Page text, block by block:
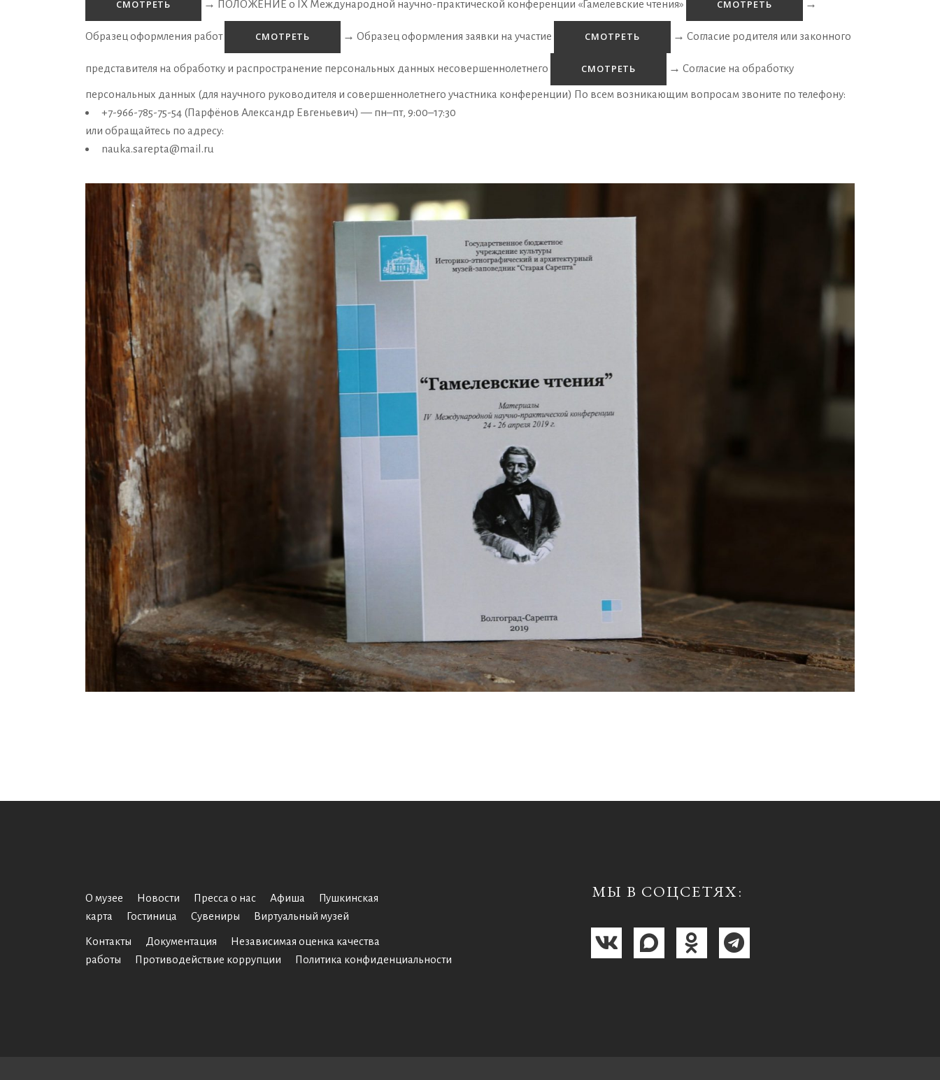
СМОТРЕТЬ → ПОЛОЖЕНИЕ о IX Международной научно-практической конференции «Гамелевские чтения» СМОТРЕТЬ →
Образец оформления работ СМОТРЕТЬ →Образец оформления заявки на участие СМОТРЕТЬ → Согласие родителя или законного
представителя на обработку и распространение персональных данных несовершеннолетнего СМОТРЕТЬ →Согласие на обработку
персональных данных (для научного руководителя и совершеннолетнего участника конференции) По всем возникающим вопросам звоните по телефону:
+7-966-785-75-54 (Парфёнов Александр Евгеньевич) — пн–пт, 9:00–17:30
или обращайтесь по адресу:
nauka.sarepta@mail.ru
О музее Новости Пресса о нас Афиша
Пушкинская
карта
Гостиница Сувениры Виртуальный музей
Контакты Документация
Независимая оценка качества
работы
Противодействие коррупции Политика конфиденциальности
МЫ В СОЦСЕТЯХ: